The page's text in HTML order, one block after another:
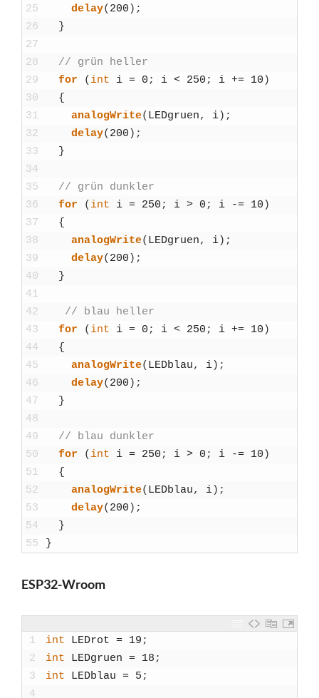
25
26
27
28
29
30
31
32
33
34
35
36
37
38
39
40
41
42
43
44
45
46
47
48
49
50
51
52
53
54
55
delay( 200 ) ;
}
// grün hel­ler
for
( int i = 0 ; i < 250 ; i += 10 )
{
ana­log­Wri­te( LED­gruen, i) ;
delay( 200 ) ;
}
// grün dunk­ler
for
( int i = 250 ; i > 0 ; i -= 10 )
{
ana­log­Wri­te( LED­gruen, i) ;
delay( 200 ) ;
}
// blau hel­ler
for
( int i = 0 ; i < 250 ; i += 10 )
{
ana­log­Wri­te( LED­blau, i) ;
delay( 200 ) ;
}
// blau dunk­ler
for
( int i = 250 ; i > 0 ; i -= 10 )
{
ana­log­Wri­te( LED­blau, i) ;
delay( 200 ) ;
}
}
ESP32-Wroom
1
2
3
4
int LEDrot = 19 ;
int
LED­gruen = 18 ;
int
LED­blau = 5 ;